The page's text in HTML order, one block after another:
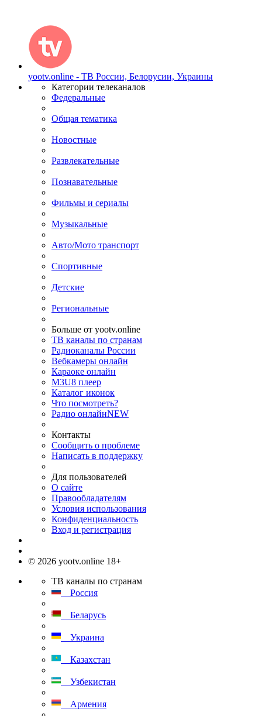
yootv.online - ТВ России, Белорусии, Украины
Категории телеканалов
Федеральные
Общая тематика
Новостные
Развлекательные
Познавательные
Фильмы и сериалы
Музыкальные
Авто/Мото транспорт
Спортивные
Детские
Региональные
Больше от yootv.online
ТВ каналы по странам
Радиоканалы России
Вебкамеры онлайн
Караоке онлайн
M3U8 плеер
Каталог иконок
Что посмотреть?
Радио онлайнNEW
Контакты
Сообщить о проблеме
Написать в поддержку
Для пользователей
О сайте
Правообладателям
Условия использования
Конфиденциальность
Вход и регистрация
© 2026 yootv.online 18+
ТВ каналы по странам
Россия
Беларусь
Украина
Казахстан
Узбекистан
Армения